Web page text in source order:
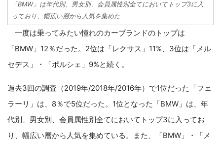
「BMW」は年代別、男女別、会員属性別全てにおいてトップ3に入
っており、幅広い層から人気を集めた
一度は乗ってみたい憧れのカーブランドのトップは
「BMW」12％だった。2位は「レクサス」11%、3位は「メル
セデス」・「ポルシェ」9%と続く。
過去3回の調査（2019年/2018年/2016年）で1位だった「フェ
ラーリ」は、8％で5位だった。1位となった「BMW」は、年
代別、男女別、会員属性別全てにおいてトップ3に入ってお
り、幅広い層から人気を集めている。また、「BMW」・「メ